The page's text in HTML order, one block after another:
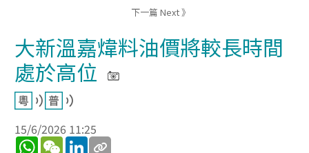
下一篇 Next 》
大新溫嘉煒料油價將較長時間
處於高位
15/6/2026 11:25
WhatsApp
WeChatLinkedIn